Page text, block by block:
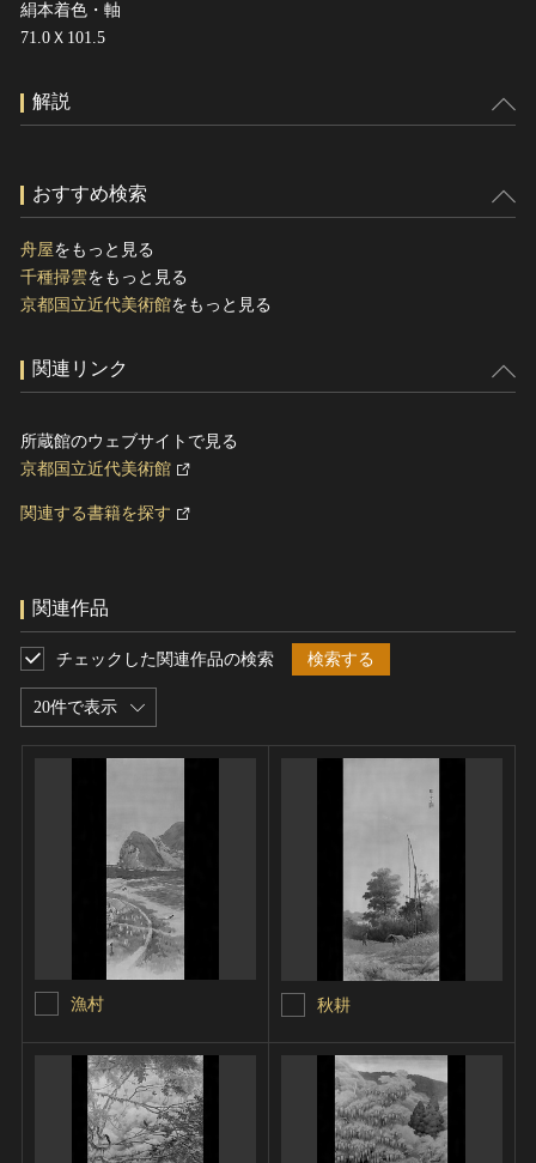
絹本着色・軸
71.0Ｘ101.5
解説
おすすめ検索
舟屋をもっと見る
千種掃雲をもっと見る
京都国立近代美術館をもっと見る
関連リンク
所蔵館のウェブサイトで見る
京都国立近代美術館
関連する書籍を探す
関連作品
20件で表示
チェックした関連作品の検索 検索する
漁村 秋耕